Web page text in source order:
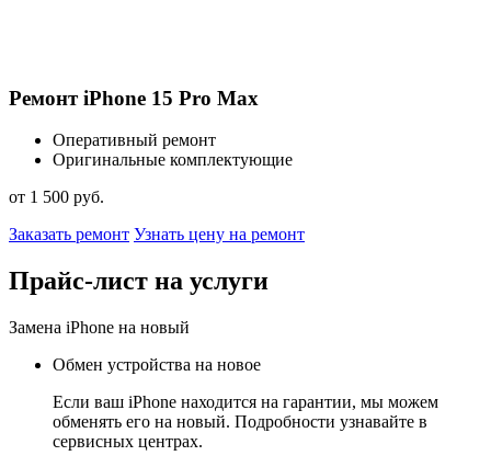
Ремонт iPhone 15 Pro Max
Оперативный ремонт
Оригинальные комплектующие
от 1 500 руб.
Заказать ремонт Узнать цену на ремонт
Прайс-лист на услуги
Замена iPhone на новый
Обмен устройства на новое
Если ваш iPhone находится на гарантии, мы можем
обменять его на новый. Подробности узнавайте в
сервисных центрах.